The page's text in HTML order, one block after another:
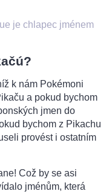
je chlapec jménem
k nám Pokémoni
a pokud bychom
jmen do
bychom z Pikachu
provést i ostatním
Což by se asi
jménům, která